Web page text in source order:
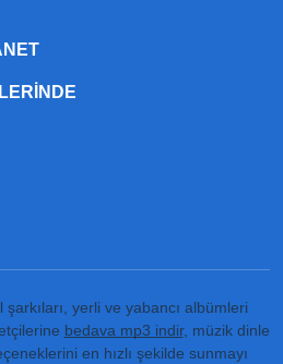
şarkıları, yerli ve yabancı albümleri
bedava mp3 indir, müzik dinle
en hızlı şekilde sunmayı